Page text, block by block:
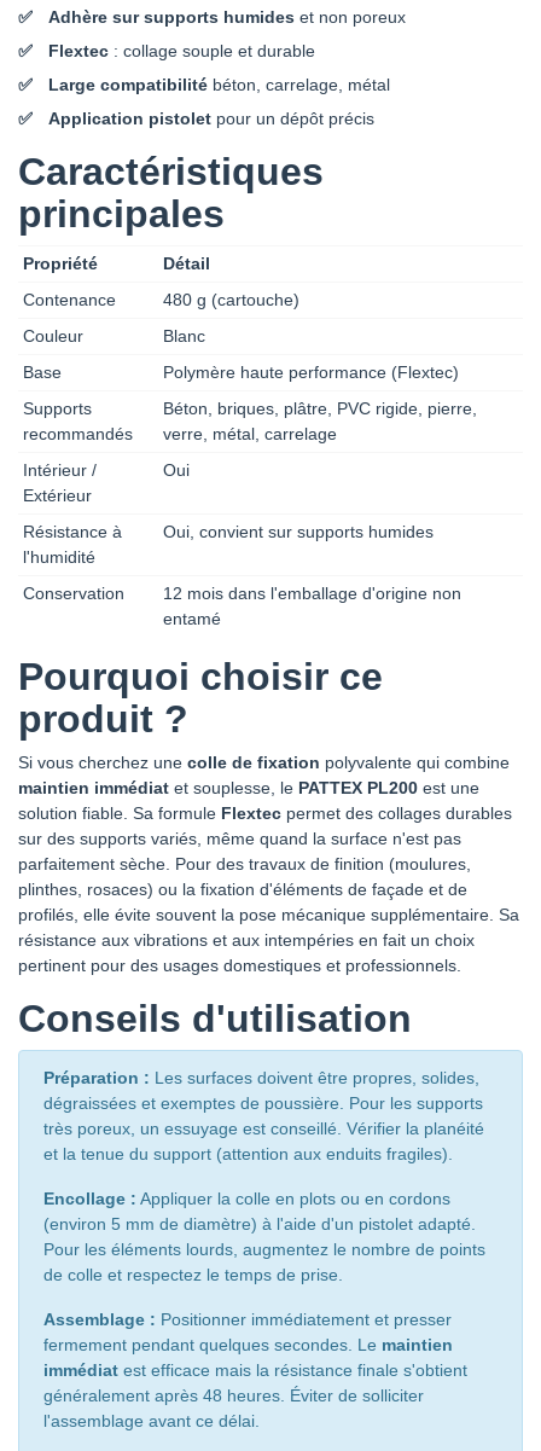
Adhère sur supports humides et non poreux
Flextec : collage souple et durable
Large compatibilité béton, carrelage, métal
Application pistolet pour un dépôt précis
Caractéristiques
principales
Propriété
Détail
Contenance
480 g (cartouche)
Couleur
Blanc
Base
Polymère haute performance (Flextec)
Supports
recommandés
Béton, briques, plâtre, PVC rigide, pierre,
verre, métal, carrelage
Intérieur /
Extérieur
Oui
Résistance à
l'humidité
Oui, convient sur supports humides
Conservation
12 mois dans l'emballage d'origine non
entamé
Pourquoi choisir ce
produit ?
Si vous cherchez une colle de fixation polyvalente qui combine
maintien immédiat et souplesse, le PATTEX PL200 est une
solution fiable. Sa formule Flextec permet des collages durables
sur des supports variés, même quand la surface n'est pas
parfaitement sèche. Pour des travaux de finition (moulures,
plinthes, rosaces) ou la fixation d'éléments de façade et de
profilés, elle évite souvent la pose mécanique supplémentaire. Sa
résistance aux vibrations et aux intempéries en fait un choix
pertinent pour des usages domestiques et professionnels.
Conseils d'utilisation
Préparation : Les surfaces doivent être propres, solides,
dégraissées et exemptes de poussière. Pour les supports
très poreux, un essuyage est conseillé. Vérifier la planéité
et la tenue du support (attention aux enduits fragiles).
Encollage : Appliquer la colle en plots ou en cordons
(environ 5 mm de diamètre) à l'aide d'un pistolet adapté.
Pour les éléments lourds, augmentez le nombre de points
de colle et respectez le temps de prise.
Assemblage : Positionner immédiatement et presser
fermement pendant quelques secondes. Le maintien
immédiat est efficace mais la résistance finale s'obtient
généralement après 48 heures. Éviter de solliciter
l'assemblage avant ce délai.